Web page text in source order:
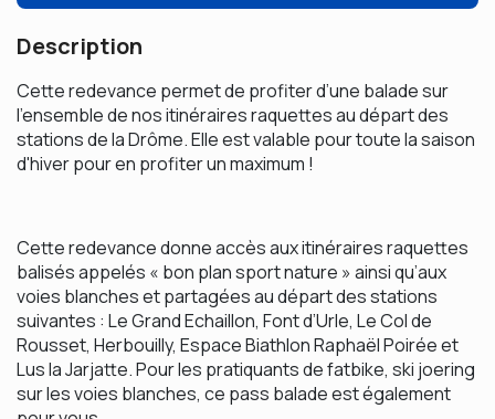
Description
Cette redevance permet de profiter d’une balade sur
l’ensemble de nos itinéraires raquettes au départ des
stations de la Drôme. Elle est valable pour toute la saison
d'hiver pour en profiter un maximum !
Cette redevance donne accès aux itinéraires raquettes
balisés appelés « bon plan sport nature » ainsi qu’aux
voies blanches et partagées au départ des stations
suivantes : Le Grand Echaillon, Font d’Urle, Le Col de
Rousset, Herbouilly, Espace Biathlon Raphaël Poirée et
Lus la Jarjatte. Pour les pratiquants de fatbike, ski joering
sur les voies blanches, ce pass balade est également